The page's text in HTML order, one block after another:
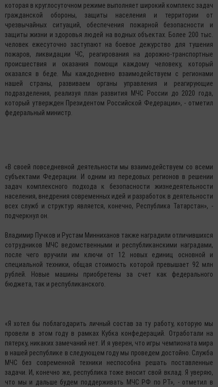
которая в круглосуточном режиме выполняет широкий комплекс задач
гражданской обороны, защиты населения и территории от
чрезвычайных ситуаций, обеспечения пожарной безопасности и
защиты жизни и здоровья людей на водных объектах. Более 200 тыс.
человек ежесуточно заступают на боевое дежурство для тушения
пожаров, ликвидации ЧС, реагирования на дорожно-транспортные
происшествия и оказания помощи каждому человеку, который
оказался в беде. Мы каждодневно взаимодействуем с регионами
нашей страны, развиваем органы управления и реагирующие
подразделения, реализуя план развития МЧС России до 2020 года,
который утвержден Президентом Российской Федерации», - отметил
федеральный министр.
«В своей повседневной деятельности мы взаимодействуем со всеми
субъектами Федерации. И одним из передовых регионов в решении
задач комплексного подхода к безопасности жизнедеятельности
населения, внедрения современных идей и разработок в деятельности
всех служб и структур является, конечно, Республика Татарстан», -
подчеркнул он.
Владимир Пучков и Рустам Минниханов также наградили отличившихся
сотрудников МЧС ведомственными и республиканскими наградами,
после чего вручили им ключи от 12 новых единиц основной и
специальной техники, общая стоимость которой превышает 92 млн
рублей. Новые машины приобретены за счет как федерального
бюджета, так и республиканского.
«Я хотел бы поблагодарить личный состав за ту работу, которую мы
провели в этом году в рамках Кубка конфедераций. Отработали на
пятерку, никаких замечаний нет. И я уверен, что игры чемпионата мира
в нашей республике в следующем году мы проведем достойно. Служба
МЧС без современной техники неспособна решать поставленные
задачи. И, конечно же, республика тоже вносит свой вклад. Я уверяю,
что мы и дальше будем поддерживать МЧС РФ по РТ», - отметил в